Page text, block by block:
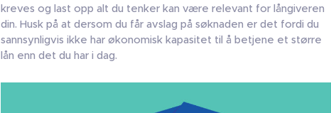
kreves og last opp alt du tenker kan være relevant for långiveren
din. Husk på at dersom du får avslag på søknaden er det fordi du
sannsynligvis ikke har økonomisk kapasitet til å betjene et større
lån enn det du har i dag.